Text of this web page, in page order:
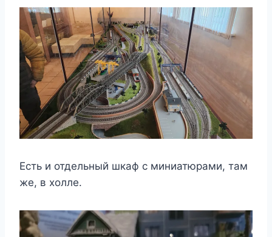
Есть и отдельный шкаф с миниатюрами, там
же, в холле.